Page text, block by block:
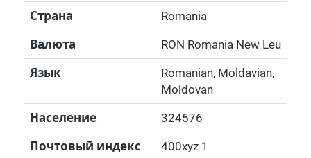
Страна Romania
Валюта RON Romania New Leu
Язык
Romanian, Moldavian,
Moldovan
Население 324576
Почтовый индекс 400xyz 1